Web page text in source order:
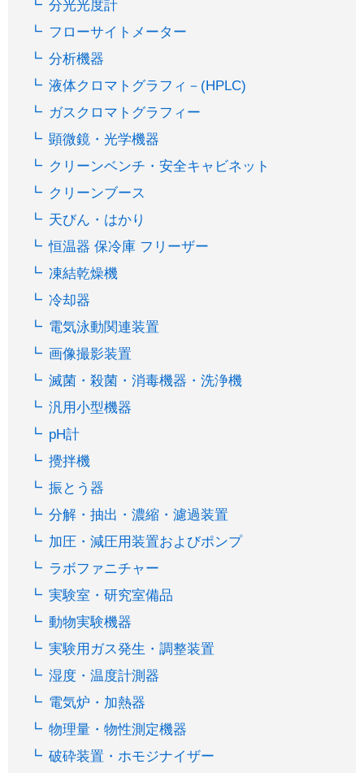
分光光度計
フローサイトメーター
分析機器
液体クロマトグラフィ－(HPLC)
ガスクロマトグラフィー
顕微鏡・光学機器
クリーンベンチ・安全キャビネット
クリーンブース
天びん・はかり
恒温器 保冷庫 フリーザー
凍結乾燥機
冷却器
電気泳動関連装置
画像撮影装置
滅菌・殺菌・消毒機器・洗浄機
汎用小型機器
pH計
攪拌機
振とう器
分解・抽出・濃縮・濾過装置
加圧・減圧用装置およびポンプ
ラボファニチャー
実験室・研究室備品
動物実験機器
実験用ガス発生・調整装置
湿度・温度計測器
電気炉・加熱器
物理量・物性測定機器
破砕装置・ホモジナイザー